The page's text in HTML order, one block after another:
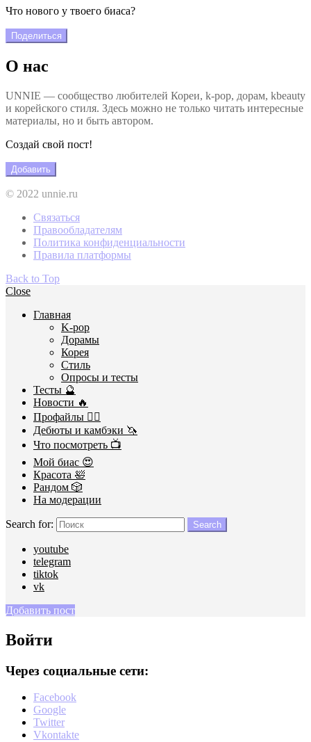
Что нового у твоего биаса?
Поделиться
О нас
UNNIE — сообщество любителей Кореи, k-pop, дорам, kbeauty
и корейского стиля. Здесь можно не только читать интересные
материалы, но и быть автором.
Создай свой пост!
Добавить
© 2022 unnie.ru
Связаться
Правообладателям
Политика конфиденциальности
Правила платформы
Back to Top
Close
Главная
K-pop
Дорамы
Корея
Стиль
Опросы и тесты
Тесты 🔮
Новости 🔥
Профайлы 🕵️‍♀️
Дебюты и камбэки 🦄
Что посмотреть 📺
Мой биас 😍
Красота 🛀
Рандом 🎲
На модерации
Search for: Search
youtube
telegram
tiktok
vk
Добавить пост
Войти
Через социальные сети:
Facebook
Google
Twitter
Vkontakte